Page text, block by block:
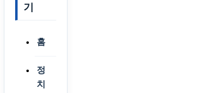
기
홈
정
치